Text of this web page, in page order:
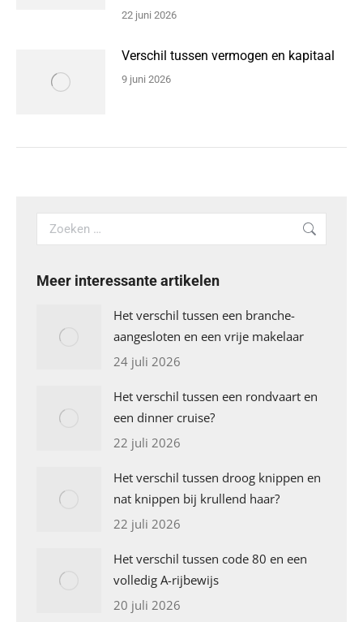
22 juni 2026
Verschil tussen vermogen en kapitaal
9 juni 2026
Search:
Meer interessante artikelen
Het verschil tussen een branche-
aangesloten en een vrije makelaar
24 juli 2026
Het verschil tussen een rondvaart en
een dinner cruise?
22 juli 2026
Het verschil tussen droog knippen en
nat knippen bij krullend haar?
22 juli 2026
Het verschil tussen code 80 en een
volledig A-rijbewijs
20 juli 2026